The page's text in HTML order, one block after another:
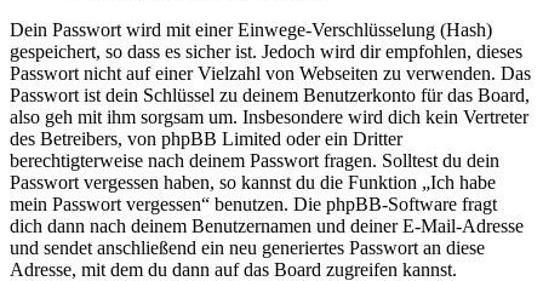
Dein Passwort wird mit einer Einwege-Verschlüsselung (Hash)
gespeichert, so dass es sicher ist. Jedoch wird dir empfohlen, dieses
Passwort nicht auf einer Vielzahl von Webseiten zu verwenden. Das
Passwort ist dein Schlüssel zu deinem Benutzerkonto für das Board,
also geh mit ihm sorgsam um. Insbesondere wird dich kein Vertreter
des Betreibers, von phpBB Limited oder ein Dritter
berechtigterweise nach deinem Passwort fragen. Solltest du dein
Passwort vergessen haben, so kannst du die Funktion „Ich habe
mein Passwort vergessen“ benutzen. Die phpBB-Software fragt
dich dann nach deinem Benutzernamen und deiner E-Mail-Adresse
und sendet anschließend ein neu generiertes Passwort an diese
Adresse, mit dem du dann auf das Board zugreifen kannst.